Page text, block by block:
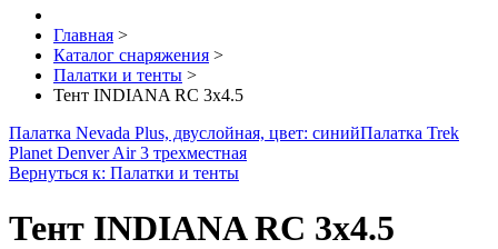
Главная >
Каталог снаряжения >
Палатки и тенты >
Тент INDIANA RC 3х4.5
Палатка Nevada Plus, двуслойная, цвет: синийПалатка Trek
Planet Denver Air 3 трехместная
Вернуться к: Палатки и тенты
Тент INDIANA RC 3х4.5